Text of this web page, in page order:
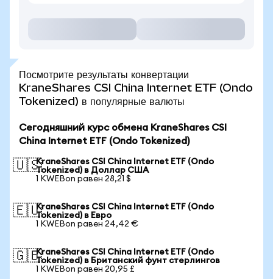
Посмотрите результаты конвертации
KraneShares CSI China Internet ETF (Ondo
Tokenized) в популярные валюты
Сегодняшний курс обмена KraneShares CSI
China Internet ETF (Ondo Tokenized)
🇺🇸KraneShares CSI China Internet ETF (Ondo
Tokenized) в Доллар США
1 KWEBon равен 28,21 $
🇪🇺KraneShares CSI China Internet ETF (Ondo
Tokenized) в Евро
1 KWEBon равен 24,42 €
🇬🇧KraneShares CSI China Internet ETF (Ondo
Tokenized) в Британский фунт стерлингов
1 KWEBon равен 20,95 £